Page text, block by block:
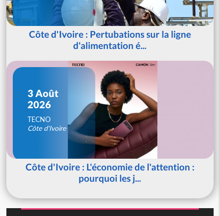
Côte d'Ivoire : Pertubations sur la ligne
d'alimentation é...
3 Août
2026
TECNO
Côte d'Ivoire
Côte d'Ivoire : L'économie de l'attention :
pourquoi les j...